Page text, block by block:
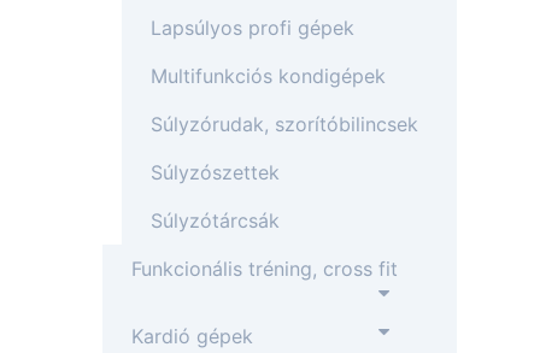
Lapsúlyos profi gépek
Multifunkciós kondigépek
Súlyzórudak, szorítóbilincsek
Súlyzószettek
Súlyzótárcsák
Funkcionális tréning, cross fit
Kardió gépek